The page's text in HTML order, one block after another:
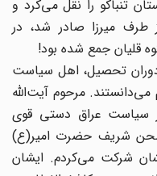
تنباکو را نقل می‌کرد و
میرزا صادر شد، در
قلیان جمع شده بود!
تحصیل، اهل سیاست
مرحوم آیت‌الله
عراق دستی قوی‌
شریف حضرت امیر(ع)
شرکت می‌کردم. ایشان